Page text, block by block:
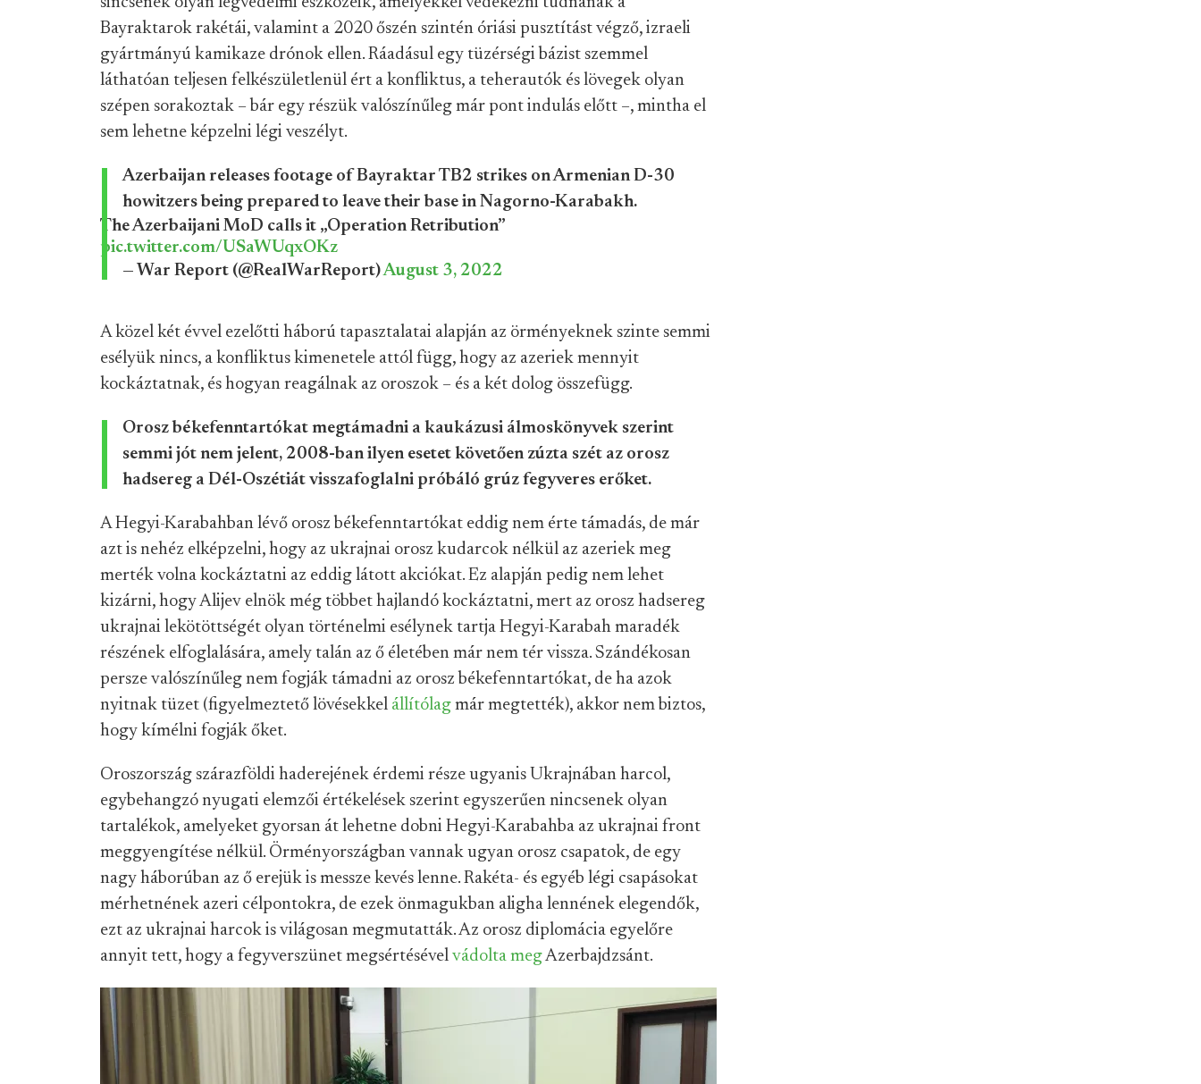
Bayraktarok rakétái, valamint a 2020 őszén szintén óriási pusztítást végző, izraeli
gyártmányú kamikaze drónok ellen. Ráadásul egy tüzérségi bázist szemmel
láthatóan teljesen felkészületlenül ért a konfliktus, a teherautók és lövegek olyan
szépen sorakoztak – bár egy részük valószínűleg már pont indulás előtt –, mintha el
sem lehetne képzelni légi veszélyt.
Azerbaijan releases footage of Bayraktar TB2 strikes on Armenian D-30
howitzers being prepared to leave their base in Nagorno-Karabakh.
The Azerbaijani MoD calls it „Operation Retribution”
pic.twitter.com/USaWUqxOKz
— War Report (@RealWarReport)August 3, 2022
A közel két évvel ezelőtti háború tapasztalatai alapján az örményeknek szinte semmi
esélyük nincs, a konfliktus kimenetele attól függ, hogy az azeriek mennyit
kockáztatnak, és hogyan reagálnak az oroszok – és a két dolog összefügg.
Orosz békefenntartókat megtámadni a kaukázusi álmoskönyvek szerint
semmi jót nem jelent, 2008-ban ilyen esetet követően zúzta szét az orosz
hadsereg a Dél-Oszétiát visszafoglalni próbáló grúz fegyveres erőket.
A Hegyi-Karabahban lévő orosz békefenntartókat eddig nem érte támadás, de már
azt is nehéz elképzelni, hogy az ukrajnai orosz kudarcok nélkül az azeriek meg
merték volna kockáztatni az eddig látott akciókat. Ez alapján pedig nem lehet
kizárni, hogy Alijev elnök még többet hajlandó kockáztatni, mert az orosz hadsereg
ukrajnai lekötöttségét olyan történelmi esélynek tartja Hegyi-Karabah maradék
részének elfoglalására, amely talán az ő életében már nem tér vissza. Szándékosan
persze valószínűleg nem fogják támadni az orosz békefenntartókat, de ha azok
nyitnak tüzet (figyelmeztető lövésekkel állítólag már megtették), akkor nem biztos,
hogy kímélni fogják őket.
Oroszország szárazföldi haderejének érdemi része ugyanis Ukrajnában harcol,
egybehangzó nyugati elemzői értékelések szerint egyszerűen nincsenek olyan
tartalékok, amelyeket gyorsan át lehetne dobni Hegyi-Karabahba az ukrajnai front
meggyengítése nélkül. Örményországban vannak ugyan orosz csapatok, de egy
nagy háborúban az ő erejük is messze kevés lenne. Rakéta- és egyéb légi csapásokat
mérhetnének azeri célpontokra, de ezek önmagukban aligha lennének elegendők,
ezt az ukrajnai harcok is világosan megmutatták. Az orosz diplomácia egyelőre
annyit tett, hogy a fegyverszünet megsértésével vádolta megAzerbajdzsánt.